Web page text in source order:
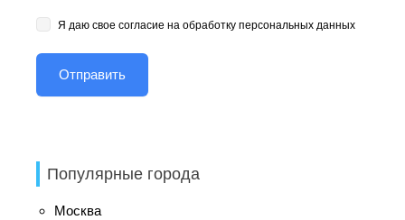
Я даю свое согласие на обработку персональных данных
Популярные города
Москва